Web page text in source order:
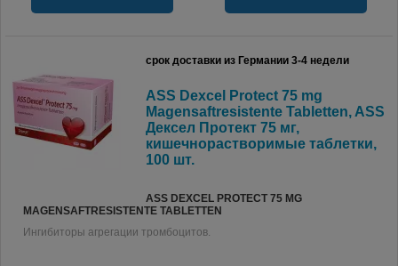
срок доставки из Германии 3-4 недели
ASS Dexcel Protect 75 mg
Magensaftresistente Tabletten, ASS
Дексел Протект 75 мг,
кишечнорастворимые таблетки,
100 шт.
ASS DEXCEL PROTECT 75 MG
MAGENSAFTRESISTENTE TABLETTEN
Ингибиторы агрегации тромбоцитов.